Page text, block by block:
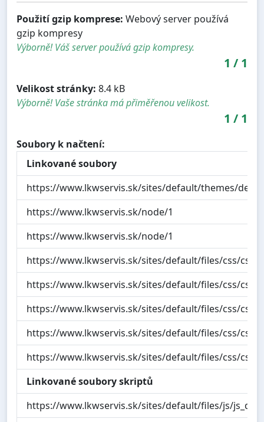
Použití gzip komprese: Webový server používá
gzip kompresy
Výborně! Váš server používá gzip kompresy.
1 / 1
Velikost stránky: 8.4 kB
Výborně! Vaše stránka má přiměřenou velikost.
1 / 1
Soubory k načtení:
Linkované soubory
https://www.lkwservis.sk/sites/default/themes/
https://www.lkwservis.sk/node/1
https://www.lkwservis.sk/node/1
https://www.lkwservis.sk/sites/default/files/css/
https://www.lkwservis.sk/sites/default/files/css/
https://www.lkwservis.sk/sites/default/files/css/
https://www.lkwservis.sk/sites/default/files/css/
https://www.lkwservis.sk/sites/default/files/css/
Linkované soubory skriptů
https://www.lkwservis.sk/sites/default/files/js/